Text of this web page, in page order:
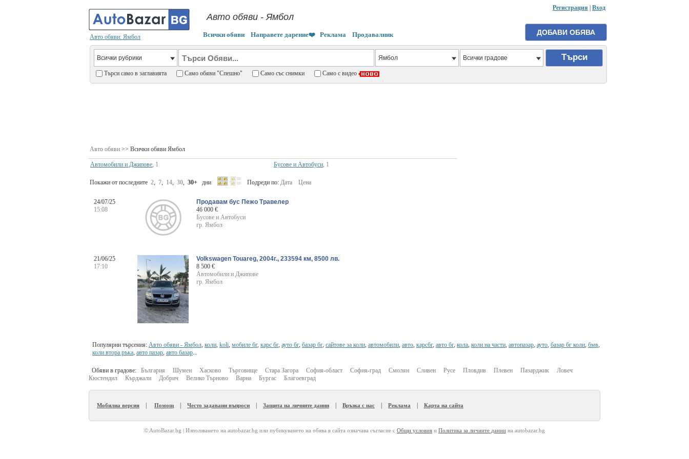
Регистрация Вход
Авто обяви: Ямбол
Авто обяви - Ямбол
Всички обяви Направете дарение❤️ Реклама Продавалник
Търси само в заглавията Само обяви "Спешно" Само със снимки Само с видео
Авто обяви >> Всички обяви Ямбол
Автомобили и Джипове, 1 Бусове и Автобуси, 1
Покажи от последните 2 7 14 30 30+ дни Подреди по: Дата Цена
24/07/25
15:08
Продавам бус Пежо Травелер
46 000 €
Бусове и Автобуси
гр. Ямбол
21/06/25
17:10
Volkswagen Touareg, 2004г., 233594 км, 8500 лв.
8 500 €
Автомобили и Джипове
гр. Ямбол
Популярни търсения: Авто обяви - Ямбол, коли, koli, мобиле бг, карс бг, ауто бг, базар бг, сайтове за коли, автомобили, авто, карсбг, авто бг, кола, коли на части, автопазар, ауто, базар бг коли, бмв,
коли втора ръка, авто пазар, авто базар...
Обяви в градове: България Шумен Хасково Търговище Стара Загора София-област София-град Смолян Сливен Русе Пловдив Плевен Пазарджик
Ловеч
Кюстендил
Кърджали Добрич Велико Търново Варна Бургас Благоевград
Мобилна версия Помощ Често задавани въпроси Защита на личните данни Връзка с нас Реклама Карта на сайта
© AutoBazar.bg | Използването на autobazar.bg или пубикуването на обява в сайта означава съгласие с Общи условия и Политика за личните данни на autobazar.bg